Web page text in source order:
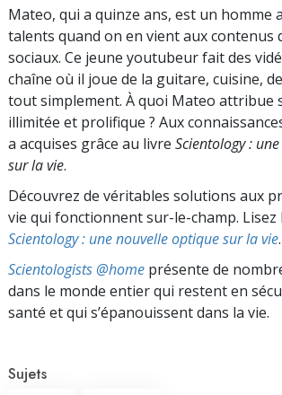
Mateo, qui a quinze ans, est un homme
talents quand on en vient aux contenus
sociaux. Ce jeune youtubeur fait des
chaîne où il joue de la guitare, cuisine,
tout simplement. À quoi Mateo attribue
illimitée et prolifique ? Aux
a acquises grâce au livre Scientology :
sur la vie.
Découvrez de véritables solutions aux
vie qui fonctionnent sur-le-champ. Lisez
Scientology : une nouvelle optique sur la vie.
Scientologists @home présente de
dans le monde entier qui restent en
santé et qui s’épanouissent dans la vie.
Sujets